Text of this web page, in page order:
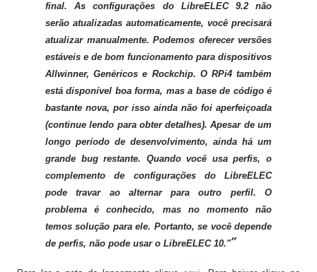
final. As configurações do LibreELEC 9.2 não
serão atualizadas automaticamente, você precisará
atualizar manualmente. Podemos oferecer versões
estáveis e de bom funcionamento para dispositivos
Allwinner, Genéricos e Rockchip. O RPi4 também
está disponível boa forma, mas a base de código é
bastante nova, por isso ainda não foi aperfeiçoada
(continue lendo para obter detalhes). Apesar de um
longo período de desenvolvimento, ainda há um
grande bug restante. Quando você usa perfis, o
complemento de configurações do LibreELEC
pode travar ao alternar
para outro perfil. O
problema é conhecido, mas no momento não
temos solução para ele. Portanto, se você depende
de perfis, não pode usar o LibreELEC 10."